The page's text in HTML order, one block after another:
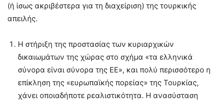
(ή ίσως ακριβέστερα για τη διαχείριση) της τουρκικής
απειλής.
Η στήριξη της προστασίας των κυριαρχικών
δικαιωμάτων της χώρας στο σχήμα «τα ελληνικά
σύνορα είναι σύνορα της ΕΕ», και πολύ περισσότερο η
επίκληση της «ευρωπαϊκής πορείας» της Τουρκίας,
χάνει οποιαδήποτε ρεαλιστικότητα. Η ανασύσταση